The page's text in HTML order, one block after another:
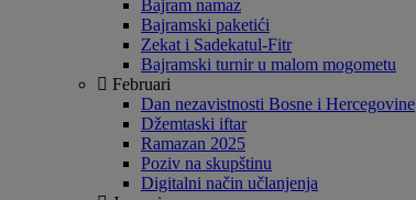
Bajram namaz
Bajramski paketići
Zekat i Sadekatul-Fitr
Bajramski turnir u malom mogometu
Februari
Dan nezavistnosti Bosne i Hercegovine
Džemtaski iftar
Ramazan 2025
Poziv na skupštinu
Digitalni način učlanjenja